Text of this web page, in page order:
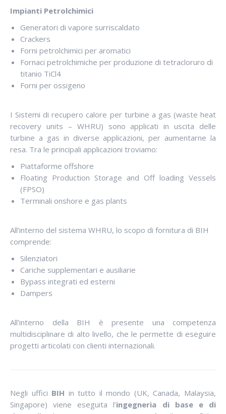
Impianti Petrolchimici
Generatori di vapore surriscaldato
Crackers
Forni petrolchimici per aromatici
Fornaci petrolchimiche per produzione di tetracloruro di
titanio TiCl4
Forni per ossigeno
I Sistemi di recupero calore per turbine a gas (waste heat
recovery units – WHRU) sono applicati in uscita delle
turbine a gas in diverse applicazioni, per aumentarne la
resa. Tra le principali applicazioni troviamo:
Piattaforme offshore
Floating Production Storage and Off loading Vessels
(FPSO)
Terminali onshore e gas plants
All’interno del sistema WHRU, lo scopo di fornitura di BIH
comprende:
Silenziatori
Cariche supplementari e ausiliarie
Bypass integrati ed esterni
Dampers
All’interno della BIH è presente una competenza
multidisciplinare di alto livello, che le permette di eseguire
progetti articolati con clienti internazionali.
Negli uffici BIH in tutto il mondo (UK, Canada, Malaysia,
Singapore) viene eseguita l’ingegneria di base e di